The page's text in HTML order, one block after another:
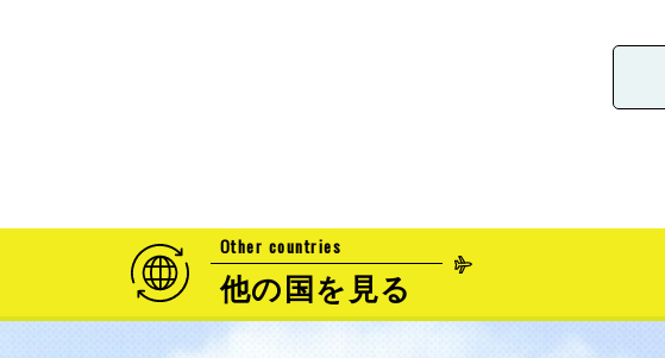
Other countries
他の国を見る